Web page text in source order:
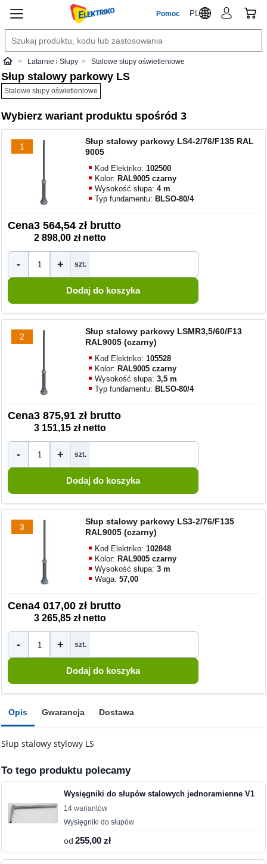
Pomoc PL
ElektrikoLatarnie i Słupy Stalowe słupy oświetleniowe
Słup stalowy parkowy LS
Stalowe słupy oświetleniowe
Wybierz wariant produktu spośród 3
1
Słup stalowy parkowy LS4-2/76/F135 RAL
9005
Kod Elektriko:102500
Kolor: RAL9005 czarny
Wysokość słupa:4 m
Typ fundamentu: BLSO-80/4
Cena3 564,54 zł brutto
2 898,00 zł netto
- + szt.
2
Słup stalowy parkowy LSMR3,5/60/F13
RAL9005 (czarny)
Kod Elektriko:105528
Kolor: RAL9005 czarny
Wysokość słupa:3,5 m
Typ fundamentu: BLSO-80/4
Cena3 875,91 zł brutto
3 151,15 zł netto
- + szt.
3
Słup stalowy parkowy LS3-2/76/F135
RAL9005 (czarny)
Kod Elektriko:102848
Kolor: RAL9005 czarny
Wysokość słupa:3 m
Waga:57,00
Cena4 017,00 zł brutto
3 265,85 zł netto
- + szt.
Opis Gwarancja Dostawa
Słup stalowy stylowy LS
To tego produktu polecamy
Wysięgniki do słupów stalowych jednoramienne V1
14 wariantów
Wysięgniki do słupów
od255,00 zł